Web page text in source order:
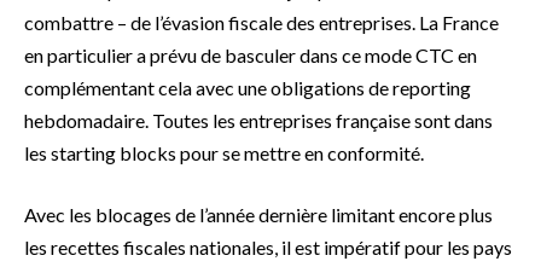
combattre – de l’évasion fiscale des entreprises. La France
en particulier a prévu de basculer dans ce mode CTC en
complémentant cela avec une obligations de reporting
hebdomadaire. Toutes les entreprises française sont dans
les starting blocks pour se mettre en conformité.
Avec les blocages de l’année dernière limitant encore plus
les recettes fiscales nationales, il est impératif pour les pays